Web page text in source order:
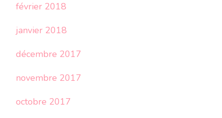
février 2018
janvier 2018
décembre 2017
novembre 2017
octobre 2017